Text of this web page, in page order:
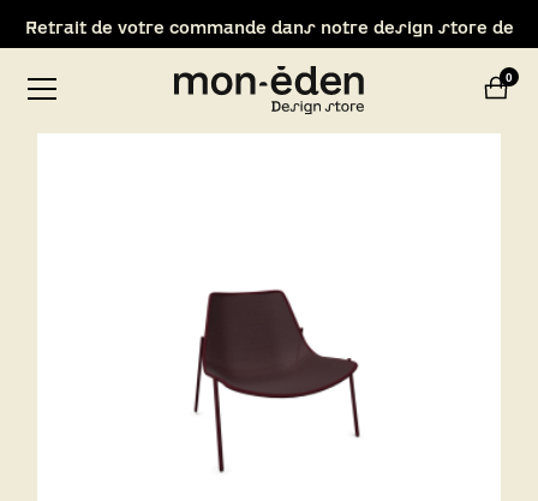
Retrait de votre commande dans notre design store de
Lyon-Brignais 0